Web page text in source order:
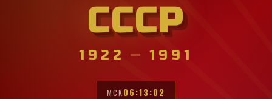
СССР
1922 — 1991
МСК06:13:03